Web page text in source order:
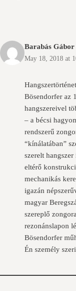
Barabás Gábor
May 18, 2018 at
Bösendorfer az
hangszereivel
– a bécsi
rendszerű
“kínálatában”
szerelt
eltérő
mechanikás
igazán
magyar
szereplő
rezonánslapon
Bösendorfer
Én személy